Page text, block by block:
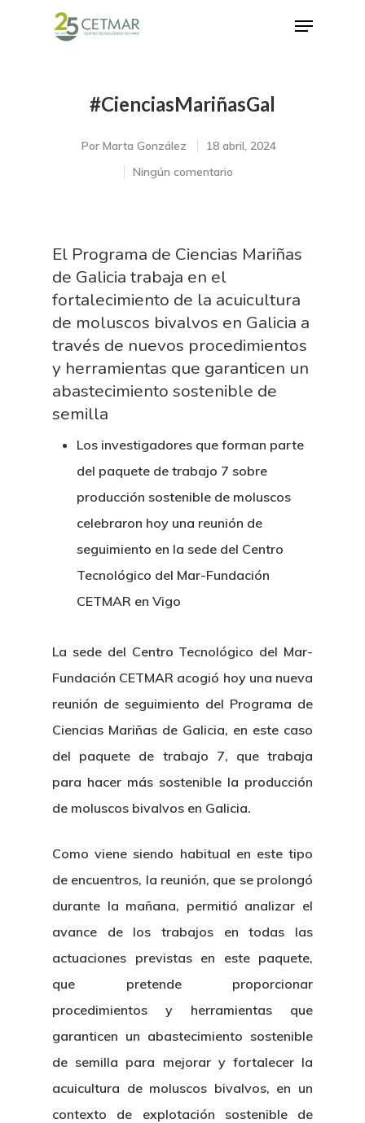
Hit enter to search or ESC to close
#CienciasMariñasGal
Por Marta González
18 abril, 2024
Ningún comentario
El Programa de Ciencias Mariñas
de Galicia trabaja en el
fortalecimiento de la acuicultura
de moluscos bivalvos en Galicia a
través de nuevos procedimientos
y herramientas que garanticen un
abastecimiento sostenible de
semilla
Los investigadores que forman parte
del paquete de trabajo 7 sobre
producción sostenible de moluscos
celebraron hoy una reunión de
seguimiento en la sede del Centro
Tecnológico del Mar-Fundación
CETMAR en Vigo
La sede del Centro Tecnológico del Mar-
Fundación CETMAR acogió hoy una nueva
reunión de seguimiento del Programa de
Ciencias Mariñas de Galicia, en este caso
del paquete de trabajo 7, que trabaja
para hacer más sostenible la producción
de moluscos bivalvos en Galicia.
Como viene siendo habitual en este tipo
de encuentros, la reunión, que se prolongó
durante la mañana, permitió analizar el
avance de los trabajos en todas las
actuaciones previstas en este paquete,
que pretende proporcionar
procedimientos y herramientas que
garanticen un abastecimiento sostenible
de semilla para mejorar y fortalecer la
acuicultura de moluscos bivalvos, en un
contexto de explotación sostenible de